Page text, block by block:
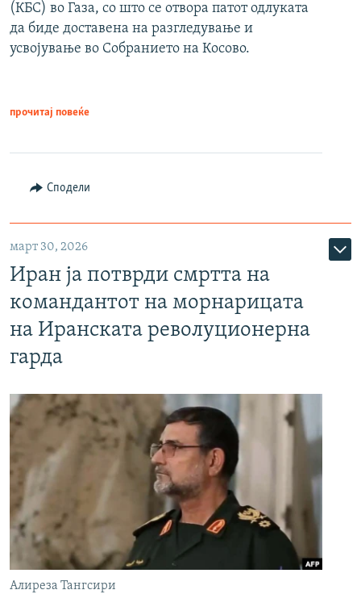
(КБС) во Газа, со што се отвора патот одлуката
да биде доставена на разгледување и
усвојување во Собранието на Косово.
прочитај повеќе
Сподели
март 30, 2026
Иран ја потврди смртта на
командантот на морнарицата
на Иранската револуционерна
гарда
Алиреза Тангсири